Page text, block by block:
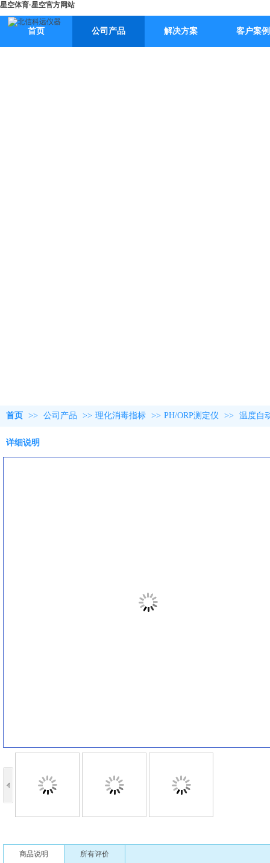
星空体育·星空官方网站
首页 公司产品 解决方案 客户案例
首页 >> 公司产品 >> 理化消毒指标 >> PH/ORP测定仪 >> 温度自
详细说明
商品说明 所有评价